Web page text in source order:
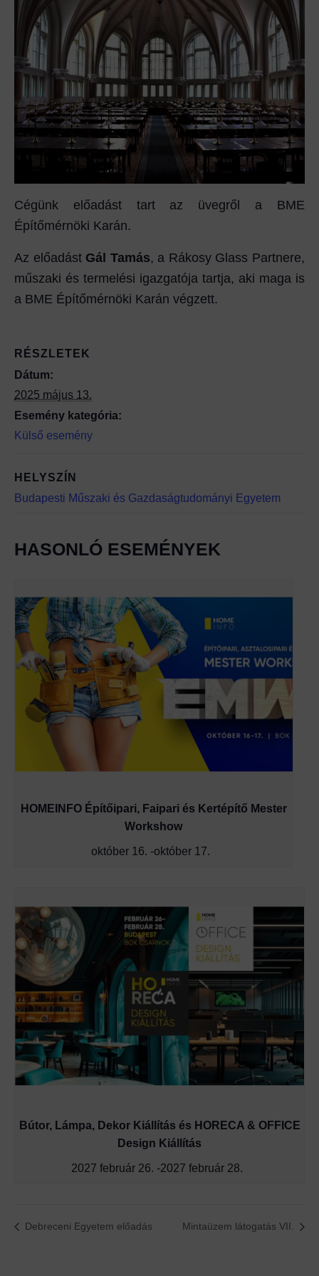
Cégünk előadást tart az üvegről a BME
Építőmérnöki Karán.
Az előadást Gál Tamás, a Rákosy Glass Partnere,
műszaki és termelési igazgatója tartja, aki maga is
a BME Építőmérnöki Karán végzett.
RÉSZLETEK
Dátum:
2025 május 13.
Esemény kategória:
Külső esemény
HELYSZÍN
Budapesti Műszaki és Gazdaságtudományi Egyetem
HASONLÓ ESEMÉNYEK
HOMEINFO Építőipari, Faipari és Kertépítő Mester
Workshow
október 16. -október 17.
Bútor, Lámpa, Dekor Kiállítás és HORECA & OFFICE
Design Kiállítás
2027 február 26. -2027 február 28.
Debreceni Egyetem előadás Mintaüzem látogatás VII.